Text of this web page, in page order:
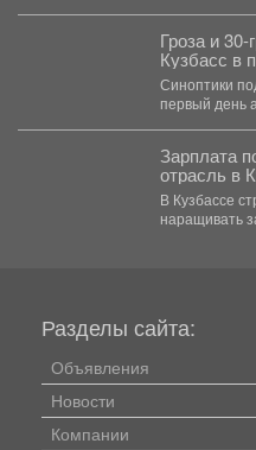
Гроза и
Кузбасс в
Синоптики
первый день
Зарплата
отрасль в
доходе
В Кузбассе
наращивать зарплаты.
Разделы сайта:
Объявления
Новости
Компании